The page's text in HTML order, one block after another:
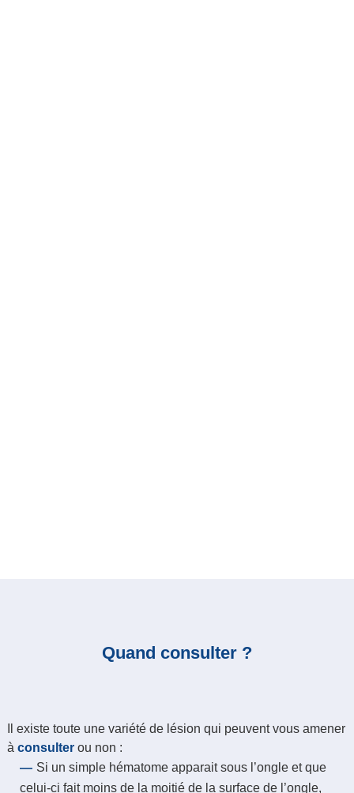
Quand consulter ?
Il existe toute une variété de lésion qui peuvent vous amener
à consulterou non :
Si un simple hématome apparait sous l’ongle et que
celui-ci fait moins de la moitié de la surface de l’ongle,